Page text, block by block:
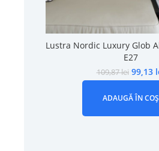
Lustra Nordic Luxury Glob
E27
109,87lei 99,13
ADAUGĂ ÎN COȘ